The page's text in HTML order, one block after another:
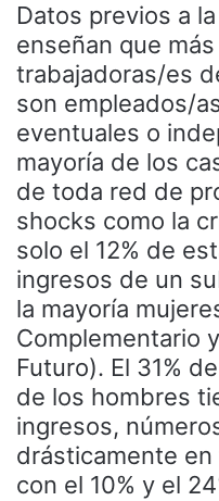
Datos previos a
enseñan que
trabajadoras/es
son empleados/
eventuales o
mayoría de los
de toda red de
shocks como la
solo el 12% de
ingresos de un
la mayoría
Complementario
Futuro). El 31%
de los hombres
ingresos,
drásticamente
con el 10% y el